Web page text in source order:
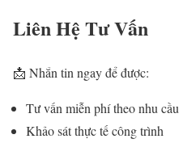
Liên Hệ Tư Vấn
📩 Nhắn tin ngay để được:
Tư vấn miễn phí theo nhu cầu
Khảo sát thực tế công trình